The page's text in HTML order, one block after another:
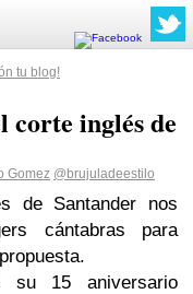
tu blog!
corte inglés de
Gomez @brujuladeestilo
de Santander nos
cántabras para
15 aniversario